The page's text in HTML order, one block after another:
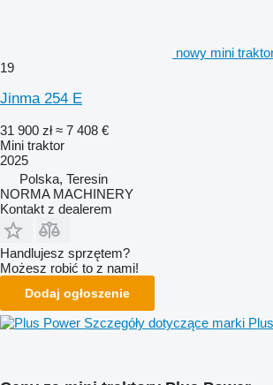
nowy mini
19
Jinma 254 E
31 900 zł ≈ 7 408 €
Mini traktor
2025
Polska, Teresin
NORMA MACHINERY
Kontakt z dealerem
Handlujesz sprzętem?
Możesz robić to z nami!
Dodaj ogłoszenie
Szczegóły dotyczące marki